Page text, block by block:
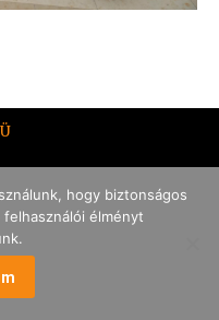
hogy biztonságos
élményt